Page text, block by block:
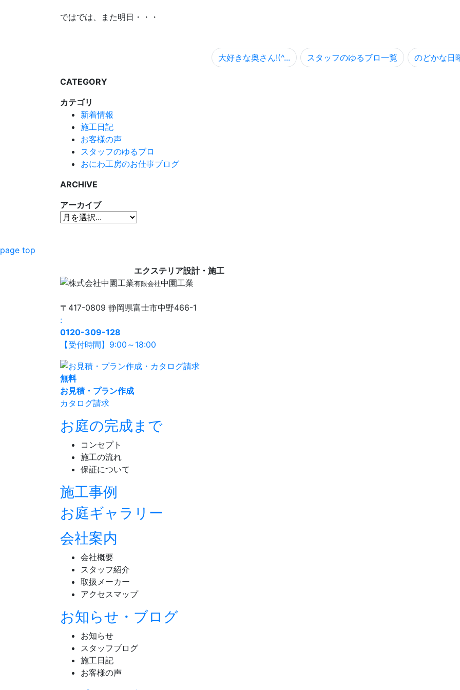
ではでは、また明日・・・
大好きな奥さん!(^... スタッフのゆるブロ一覧 のどかな日
CATEGORY
カテゴリ
新着情報
施工日記
お客様の声
スタッフのゆるブロ
おにわ工房のお仕事ブログ
ARCHIVE
アーカイブ
page top
エクステリア設計・施工
有限会社中園工業
〒417-0809 静岡県富士市中野466-1
:
0120-309-128
【受付時間】9:00～18:00
無料
お見積・プラン作成
カタログ請求
お庭の完成まで
コンセプト
施工の流れ
保証について
施工事例
お庭ギャラリー
会社案内
会社概要
スタッフ紹介
取扱メーカー
アクセスマップ
お知らせ・ブログ
お知らせ
スタッフブログ
施工日記
お客様の声